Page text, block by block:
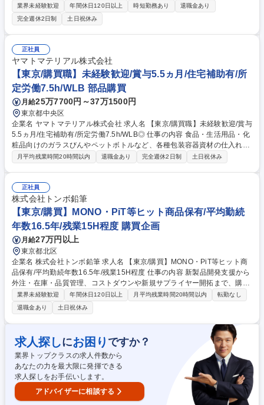
理やコンプライアンス対応、新組織の業務移行支援など、多岐にわたる業
務で事業基盤を支える役割です。 【詳細】 ■取引先情報管理、および取引
基本契約管理業務■経営統合(M&A)対応■取適法、独占禁止法など行政・コ
ンプライアンス対応業務■CSR調達関連業務■資材部規程の管理■設備投資
対応■取引先倒産時対応■社内教育用教材の作成■会議体運営 募集職種 【東
京/購買管理】世界シェアTOP級製品多数/社内食堂あり
業界未経験歓迎 年間休日120日以上 時短勤務あり
退職金あり
完全週休2日制
土日祝休み
正社員
ヤマトマテリアル株式会社
【東京/購買職】未経験歓迎/賞与5.5ヵ月/住宅補助有/所
定労働7.5h/WLB 部品購買
月給25万7700円～37万1500円
東京都中央区
企業名 ヤマトマテリアル株式会社 求人名 【東京/購買職】未経験歓迎/賞与
5.5ヵ月/住宅補助有/所定労働7.5h/WLB◎ 仕事の内容 食品・生活用品・化
粧品向けのガラスびんやペットボトルなど、各種包装容器資材の仕入れや
取引先対応を担う購買職です。OJTにて先輩社員が丁寧に育成するため未
トル・フィルム等各種包装容器資材）の仕入及び取引先折衝をご担当いた
だきます。※取引先は国内メーカーのため英語スキル不問です。 【出張頻
度】月1回ほど大阪支店への出張がございます。 募集職種 【東京/購買
職】未経験歓迎/賞与5.5ヵ月/住宅補助有/所定労働7.5h/WLB◎
月平均残業時間20時間以内 退職金あり 完全週休2日制 土日祝休み
正社員
株式会社トンボ鉛筆
【東京/購買】MONO・PiT等ヒット商品保有/平均勤続
年数16.5年/残業15H程度 購買企画
月給27万円以上
東京都北区
企業名 株式会社トンボ鉛筆 求人名 【東京/購買】MONO・PiT等ヒット商
品保有/平均勤続年数16.5年/残業15H程度 仕事の内容 新製品開発支援から
外注・在庫・品質管理、コストダウンや新規サプライヤー開拓まで、購買
業務全般を担当。 【業務内容】■部材、外注委託加工部品の業者との調整
業務及び生産部門への入荷管理業務 ■部材、外注加工部品の納入時品質確
認、検収業務 ■部材、外注加工部品の品質改善業務、納期、数量改善業務
■購買部品の品質異常に関し、業者への品質対策交渉 ■生産管理システム
への購買部品入力業務 募集職種 【東京/購買】MONO・PiT等ヒット商品
保有/平均勤続年数16.5年/残業15H程度
業界未経験歓迎 年間休日120日以上 月平均残業時間20時間以内
転勤なし
退職金あり
土日祝休み
求人探しにお困り ですか？
業界トップクラスの求人件数から
あなたの力を最大限に発揮できる
求人探しをお手伝いします。
アドバイザーに相談する